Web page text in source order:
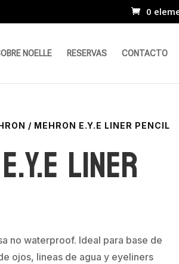
0
NOELLE RESERVAS CONTACTO
/ MEHRON E.Y.E LINER PENCIL
Liner
no waterproof. Ideal para base de
ojos, lineas de agua y eyeliners